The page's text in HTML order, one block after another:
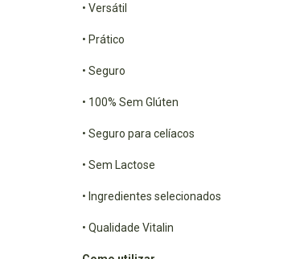
• Versátil
• Prático
• Seguro
• 100% Sem Glúten
• Seguro para celíacos
• Sem Lactose
• Ingredientes selecionados
• Qualidade Vitalin